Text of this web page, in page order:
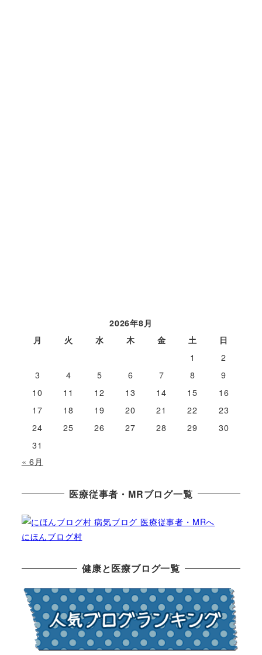
2026年8月
月
火 水 木 金 土
日
1
2
3
4 5 6 7 8
9
10
11 12 13 14 15
16
17
18 19 20 21 22
23
24
25 26 27 28 29
30
31
« 6月
医療従事者・MRブログ一覧
にほんブログ村
健康と医療ブログ一覧